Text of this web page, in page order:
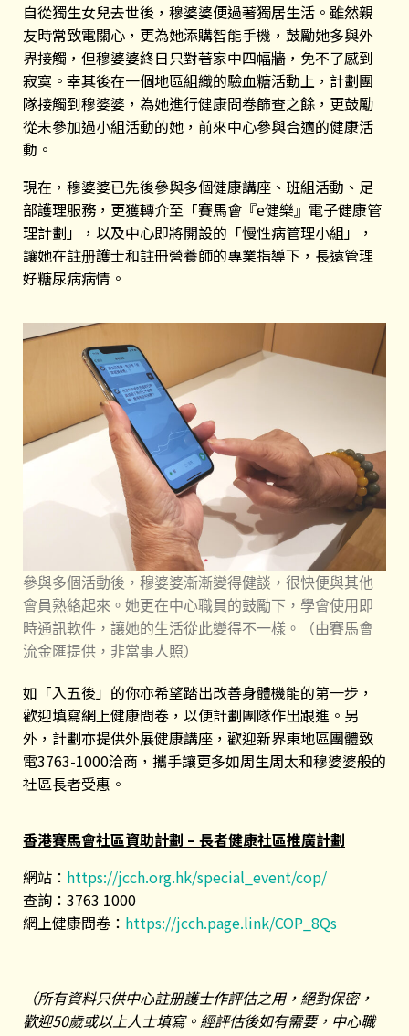
自從獨生女兒去世後，穆婆婆便過著獨居生活。雖然親
友時常致電關心，更為她添購智能手機，鼓勵她多與外
界接觸，但穆婆婆終日只對著家中四幅牆，免不了感到
寂寞。幸其後在一個地區組織的驗血糖活動上，計劃團
隊接觸到穆婆婆，為她進行健康問卷篩查之餘，更鼓勵
從未參加過小組活動的她，前來中心參與合適的健康活
動。
現在，穆婆婆已先後參與多個健康講座、班組活動、足
部護理服務，更獲轉介至「賽馬會『e健樂』電子健康管
理計劃」，以及中心即將開設的「慢性病管理小組」，
讓她在註册護士和註冊營養師的專業指導下，長遠管理
好糖尿病病情。
參與多個活動後，穆婆婆漸漸變得健談，很快便與其他
會員熟絡起來。她更在中心職員的鼓勵下，學會使用即
時通訊軟件，讓她的生活從此變得不一樣。（由賽馬會
流金匯提供，非當事人照）
如「入五後」的你亦希望踏出改善身體機能的第一步，
歡迎填寫網上健康問卷，以便計劃團隊作出跟進。另
外，計劃亦提供外展健康講座，歡迎新界東地區團體致
電3763-1000洽商，攜手讓更多如周生周太和穆婆婆般的
社區長者受惠。
香港賽馬會社區資助計劃 – 長者健康社區推廣計劃
網站： https://jcch.org.hk/special_event/cop/
查詢：3763 1000
網上健康問卷： https://jcch.page.link/COP_8Qs
（所有資料只供中心註册護士作評估之用，絕對保密，
歡迎50歲或以上人士填寫。經評估後如有需要，中心職